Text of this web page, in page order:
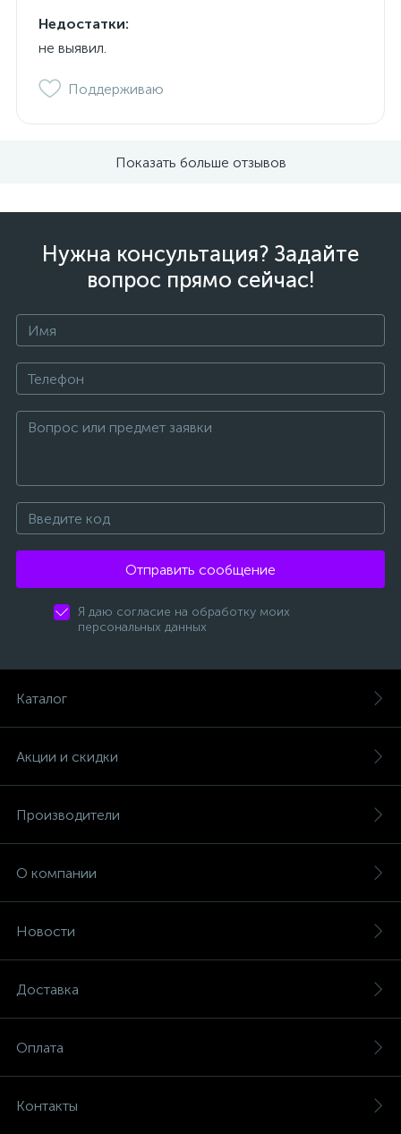
Недостатки:
не выявил.
Поддерживаю
Показать больше отзывов
Нужна консультация? Задайте
вопрос прямо сейчас!
Отправить сообщение
Я даю согласие на обработку моих
персональных данных
Каталог
Акции и скидки
Производители
О компании
Новости
Доставка
Оплата
Контакты